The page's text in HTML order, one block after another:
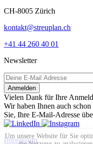
Um unsere Website für Sie
CH-8005 Zürich
kontakt@streuplan.ch
+41 44 260 40 01
Newsletter
Anmelden
Vielen Dank für Ihre
Wir haben Ihnen auch
Sie, Ihre E-Mail-Adresse
Impressum